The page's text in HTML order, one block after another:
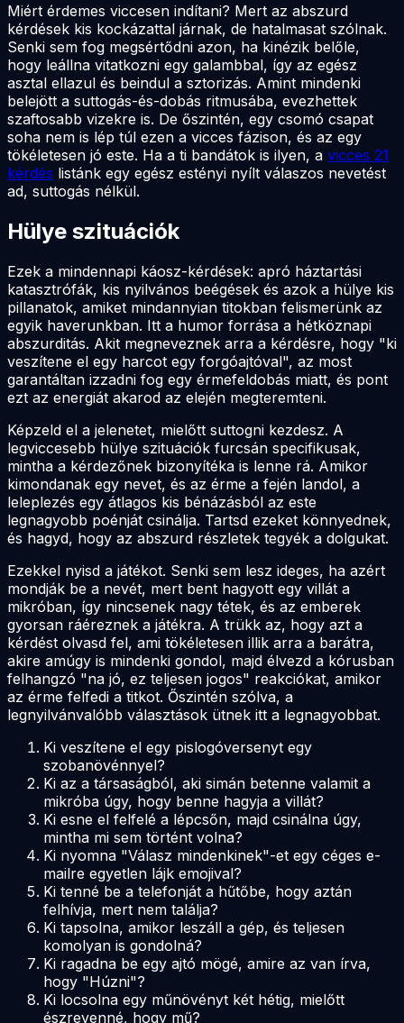
Miért érdemes viccesen indítani? Mert az abszurd
kérdések kis kockázattal járnak, de hatalmasat szólnak.
Senki sem fog megsértődni azon, ha kinézik belőle,
hogy leállna vitatkozni egy galambbal, így az egész
asztal ellazul és beindul a sztorizás. Amint mindenki
belejött a suttogás-és-dobás ritmusába, evezhettek
szaftosabb vizekre is. De őszintén, egy csomó csapat
soha nem is lép túl ezen a vicces fázison, és az egy
tökéletesen jó este. Ha a ti bandátok is ilyen, a vicces 21
kérdés listánk egy egész estényi nyílt válaszos nevetést
ad, suttogás nélkül.
Hülye szituációk
Ezek a mindennapi káosz-kérdések: apró háztartási
katasztrófák, kis nyilvános beégések és azok a hülye kis
pillanatok, amiket mindannyian titokban felismerünk az
egyik haverunkban. Itt a humor forrása a hétköznapi
abszurditás. Akit megneveznek arra a kérdésre, hogy "ki
veszítene el egy harcot egy forgóajtóval", az most
garantáltan izzadni fog egy érmefeldobás miatt, és pont
ezt az energiát akarod az elején megteremteni.
Képzeld el a jelenetet, mielőtt suttogni kezdesz. A
legviccesebb hülye szituációk furcsán specifikusak,
mintha a kérdezőnek bizonyítéka is lenne rá. Amikor
kimondanak egy nevet, és az érme a fején landol, a
leleplezés egy átlagos kis bénázásból az este
legnagyobb poénját csinálja. Tartsd ezeket könnyednek,
és hagyd, hogy az abszurd részletek tegyék a dolgukat.
Ezekkel nyisd a játékot. Senki sem lesz ideges, ha azért
mondják be a nevét, mert bent hagyott egy villát a
mikróban, így nincsenek nagy tétek, és az emberek
gyorsan ráéreznek a játékra. A trükk az, hogy azt a
kérdést olvasd fel, ami tökéletesen illik arra a barátra,
akire amúgy is mindenki gondol, majd élvezd a kórusban
felhangzó "na jó, ez teljesen jogos" reakciókat, amikor
az érme felfedi a titkot. Őszintén szólva, a
legnyilvánvalóbb választások ütnek itt a legnagyobbat.
Ki veszítene el egy pislogóversenyt egy
szobanövénnyel?
Ki az a társaságból, aki simán betenne valamit a
mikróba úgy, hogy benne hagyja a villát?
Ki esne el felfelé a lépcsőn, majd csinálna úgy,
mintha mi sem történt volna?
Ki nyomna "Válasz mindenkinek"-et egy céges e-
mailre egyetlen lájk emojival?
Ki tenné be a telefonját a hűtőbe, hogy aztán
felhívja, mert nem találja?
Ki tapsolna, amikor leszáll a gép, és teljesen
komolyan is gondolná?
Ki ragadna be egy ajtó mögé, amire az van írva,
hogy "Húzni"?
Ki locsolna egy műnövényt két hétig, mielőtt
észrevenné, hogy mű?